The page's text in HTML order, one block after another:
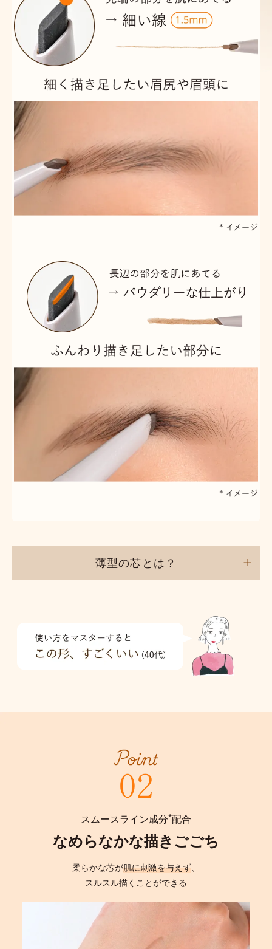
薄型の芯とは？
スムースライン成分*配合
なめらなかな描きごごち
柔らかな芯が肌に刺激を与えず、
スルスル描くことができる